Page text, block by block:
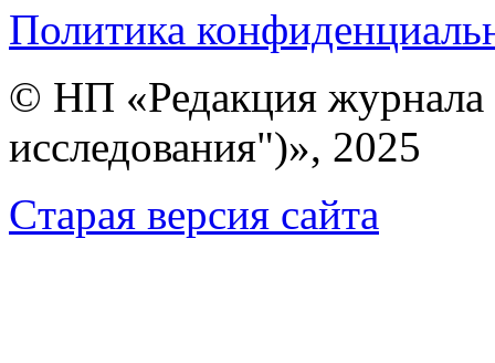
Политика
© НП «Редакция
исследования")», 2025
Cтарая версия сайта